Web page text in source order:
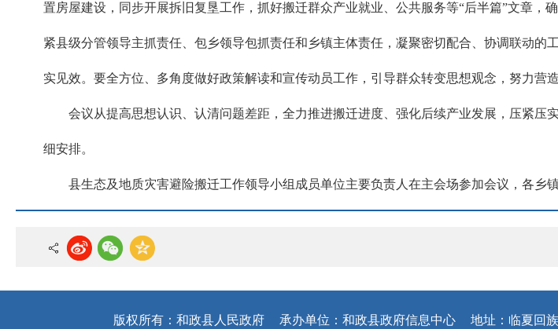
置房屋建设，同步开展拆旧复垦工作，抓好搬迁群众产业就业、公共服务等“后半篇”文章
紧县级分管领导主抓责任、包乡领导包抓责任和乡镇主体责任，凝聚密切配合、协调联动
实见效。要全方位、多角度做好政策解读和宣传动员工作，引导群众转变思想观念，努力营
会议从提高思想认识、认清问题差距，全力推进搬迁进度、强化后续产业发展，压紧
细安排。
县生态及地质灾害避险搬迁工作领导小组成员单位主要负责人在主会场参加会议，各乡
版权所有：和政县人民政府 承办单位：和政县政府信息中心 地址：临夏回